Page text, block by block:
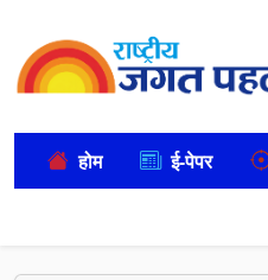
होम ई-पेपर